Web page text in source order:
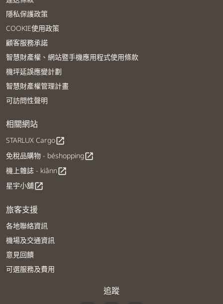
隱私保護政策
COOKIE使用政策
顧客服務承諾
智慧財產權、網站暨手機應用程式使用條款
機坪延誤應變計劃
智慧財產權管理計畫
可訪問性聲明
相關網站
STARLUX Cargoopen_in_new
免稅品購物 - béshoppingopen_in_new
機上雜誌 - kiânnopen_in_new
星宇小舖open_in_new
旅客支援
各地聯絡資訊
機場及交通資訊
意見回饋
可選服務及費用
追蹤